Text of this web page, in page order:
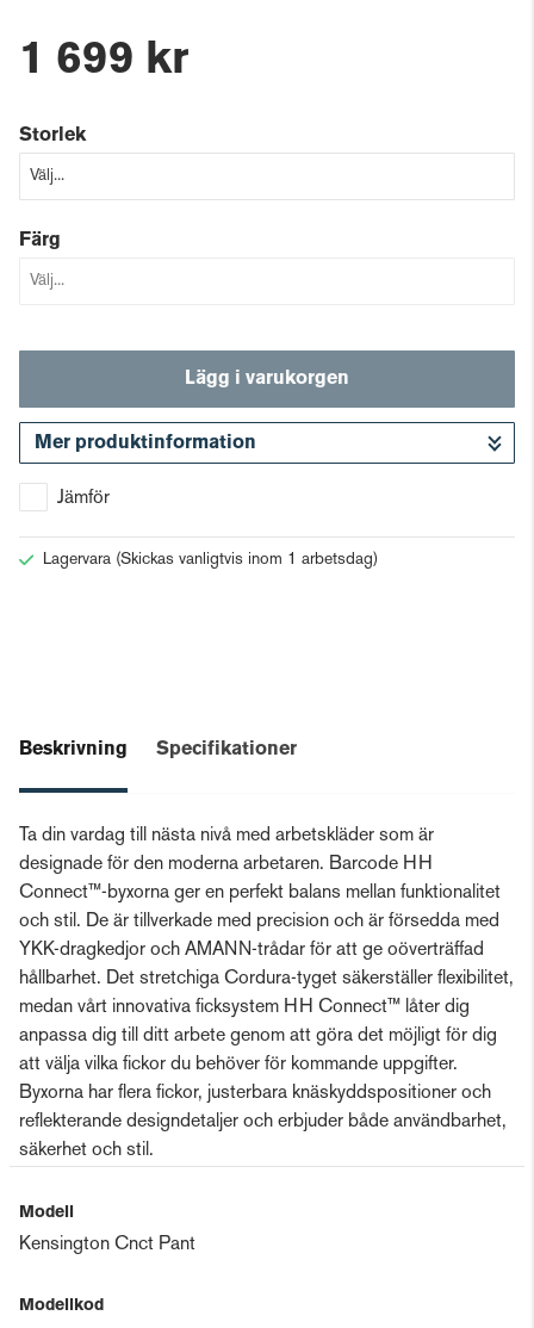
1 699 kr
Storlek
Färg
Lägg i varukorgen
Mer produktinformation
Jämför
Lagervara (Skickas vanligtvis inom 1 arbetsdag)
Beskrivning Specifikationer
Ta din vardag till nästa nivå med arbetskläder som är
designade för den moderna arbetaren. Barcode HH
Connect™-byxorna ger en perfekt balans mellan funktionalitet
och stil. De är tillverkade med precision och är försedda med
YKK-dragkedjor och AMANN-trådar för att ge oöverträffad
hållbarhet. Det stretchiga Cordura-tyget säkerställer flexibilitet,
medan vårt innovativa ficksystem HH Connect™ låter dig
anpassa dig till ditt arbete genom att göra det möjligt för dig
att välja vilka fickor du behöver för kommande uppgifter.
Byxorna har flera fickor, justerbara knäskyddspositioner och
reflekterande designdetaljer och erbjuder både användbarhet,
säkerhet och stil.
Modell
Kensington Cnct Pant
Modellkod